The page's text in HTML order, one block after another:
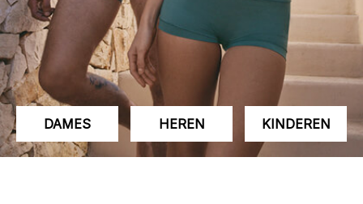
DAMES HEREN KINDEREN